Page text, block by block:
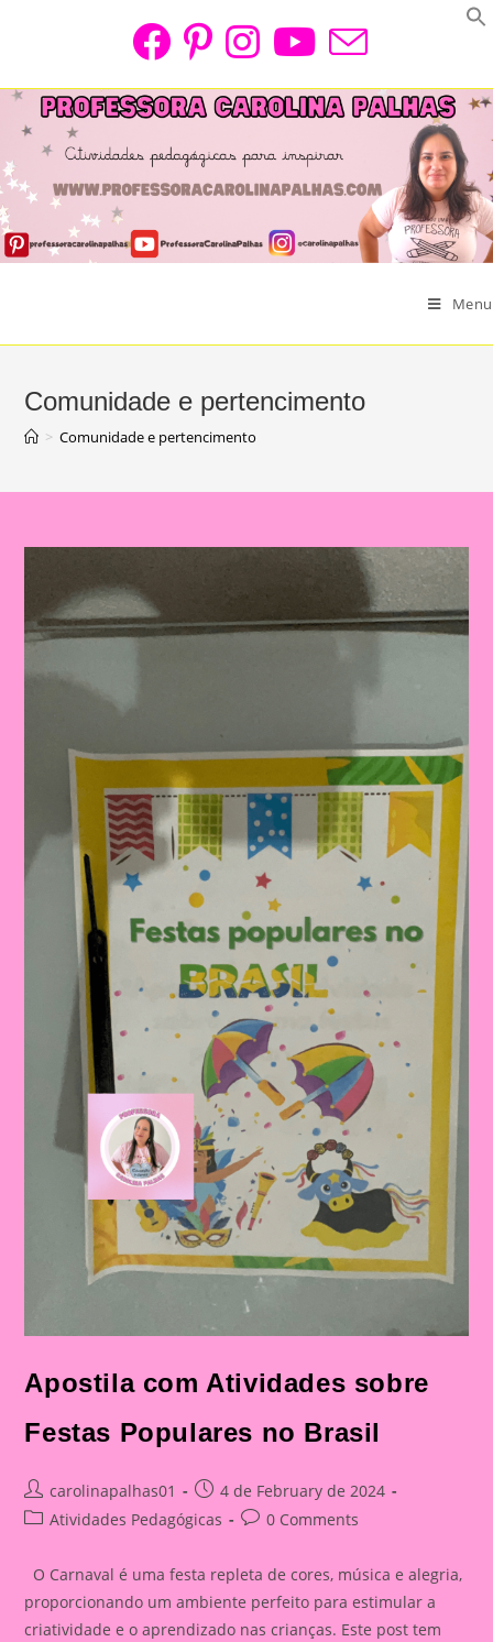
Menu
Comunidade e pertencimento
> Comunidade e pertencimento
Apostila com Atividades sobre
Festas Populares no Brasil
Post
author:
carolinapalhas01
Post
published:
4 de February de 2024
PostAtividades Pedagógicas
Post0 Comments
O Carnaval é uma festa repleta de cores, música e alegria,
proporcionando um ambiente perfeito para estimular a
criatividade e o aprendizado nas crianças. Este post tem